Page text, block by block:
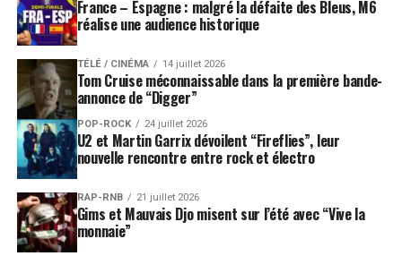
France – Espagne : malgré la défaite des Bleus, M6
réalise une audience historique
TÉLÉ / CINÉMA 14 juillet 2026
Tom Cruise méconnaissable dans la première bande-
annonce de “Digger”
POP-ROCK 24 juillet 2026
U2 et Martin Garrix dévoilent “Fireflies”, leur
nouvelle rencontre entre rock et électro
RAP-RNB 21 juillet 2026
Gims et Mauvais Djo misent sur l’été avec “Vive la
monnaie”